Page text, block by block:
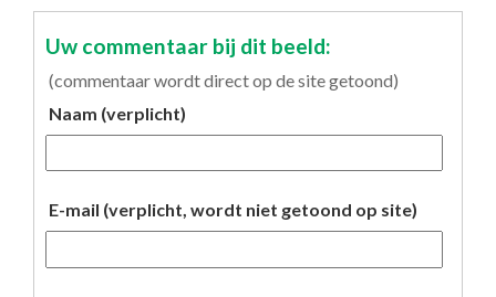
Uw commentaar bij dit beeld:
(commentaar wordt direct op de site getoond)
Naam (verplicht)
E-mail (verplicht, wordt niet getoond op site)